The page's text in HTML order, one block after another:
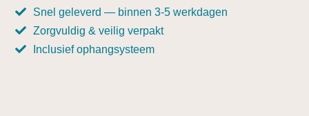
Snel geleverd — binnen 3-5 werkdagen
Zorgvuldig & veilig verpakt
Inclusief ophangsysteem